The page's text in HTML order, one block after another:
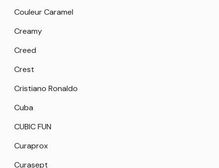
Couleur Caramel
Creamy
Creed
Crest
Cristiano Ronaldo
Cuba
CUBIC FUN
Curaprox
Curasept